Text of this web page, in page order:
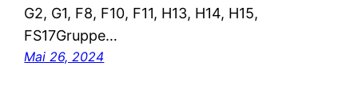
G2, G1, F8, F10, F11, H13, H14, H15,
FS17Gruppe…
Mai 26, 2024